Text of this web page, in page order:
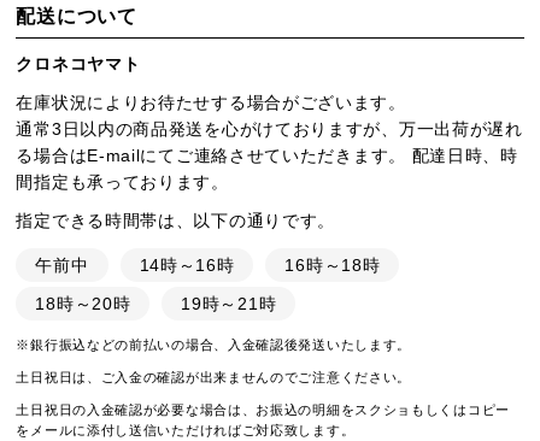
配送について
クロネコヤマト
在庫状況によりお待たせする場合がございます。
通常3日以内の商品発送を心がけておりますが、万一出荷が遅れ
る場合はE-mailにてご連絡させていただきます。 配達日時、時
間指定も承っております。
指定できる時間帯は、以下の通りです。
午前中 14時～16時
16時～18時
18時～20時
19時～21時
※銀行振込などの前払いの場合、入金確認後発送いたします。
土日祝日は、ご入金の確認が出来ませんのでご注意ください。
土日祝日の入金確認が必要な場合は、お振込の明細をスクショもしくはコピー
をメールに添付し送信いただければご対応致します。